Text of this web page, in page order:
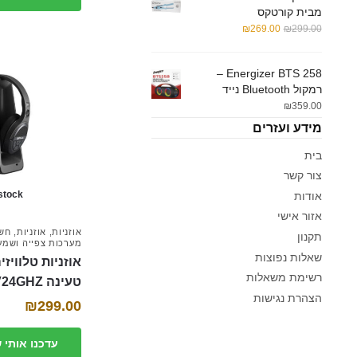
אוזניות, אוזניות,
מערכות צפייה
אוזניות
טעינה GPL-TV24GHZ
₪299.00
עדכנו
מבית קורטקס
₪299.00
המחיר
₪299.00.
₪269.00
₪269.00.
Energizer BTS 258 –
רמקול Bluetooth נייד
₪359.00
מידע ועזרים
בית
צור קשר
אודות
אזור אישי
תקנון
שאלות נפוצות
רשימת משאלות
הצהרת נגישות